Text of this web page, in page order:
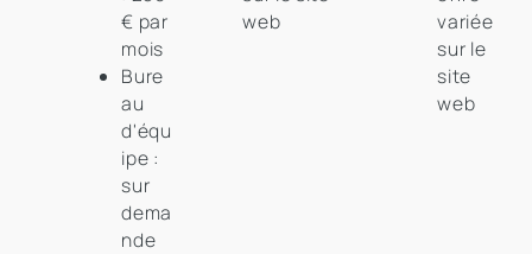
€ par
mois
Bure
au
d'équ
ipe :
sur
dema
nde
web
variée
sur le
site
web